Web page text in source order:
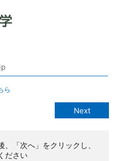
ら
「次へ」をクリックし、
ださい